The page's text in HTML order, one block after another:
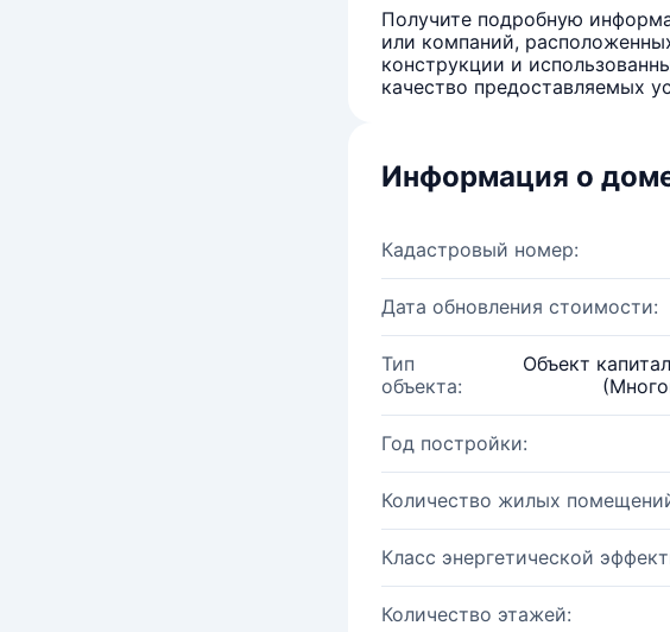
Получите подробную
или компаний,
конструкции и
качество предоставляемых
Информация о
Кадастровый номер:
Дата обновления стоимости:
Тип
объекта:
Объект
Год постройки:
Количество жилых
Класс энергетической
Количество этажей: